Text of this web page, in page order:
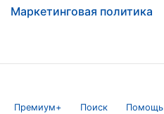
Маркетинговая политика
Премиум+ Поиск Помощь